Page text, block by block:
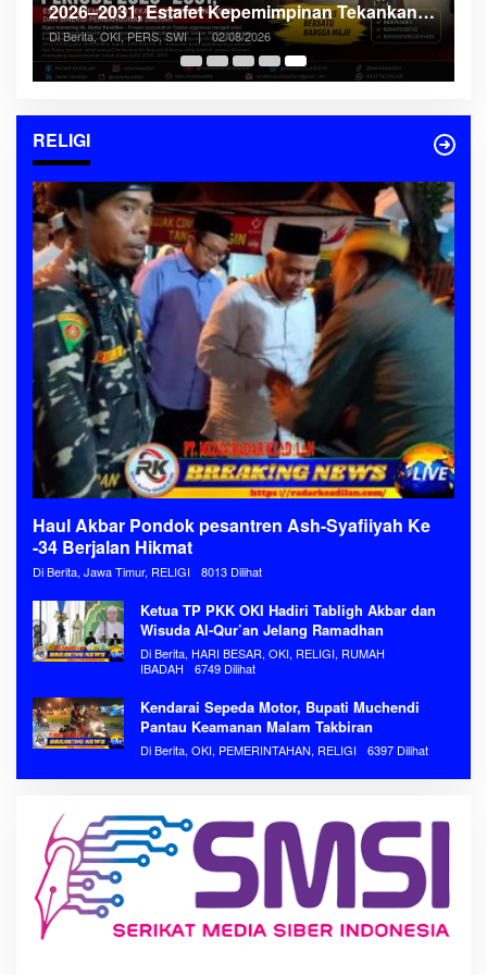
2026–2031, Estafet Kepemimpinan Tekankan
Profesionalisme dan Sinergi Pembangunan
Daerah
Di Berita, OKI, PERS, SWI | 02/08/2026
RELIGI
Haul Akbar Pondok pesantren Ash-Syafiiyah Ke
-34 Berjalan Hikmat
Di Berita, Jawa Timur, RELIGI 8013 Dilihat
Ketua TP PKK OKI Hadiri Tabligh Akbar dan
Wisuda Al-Qur’an Jelang Ramadhan
Di Berita, HARI BESAR, OKI, RELIGI, RUMAH
IBADAH
6749 Dilihat
Kendarai Sepeda Motor, Bupati Muchendi
Pantau Keamanan Malam Takbiran
Di Berita, OKI, PEMERINTAHAN, RELIGI 6397 Dilihat